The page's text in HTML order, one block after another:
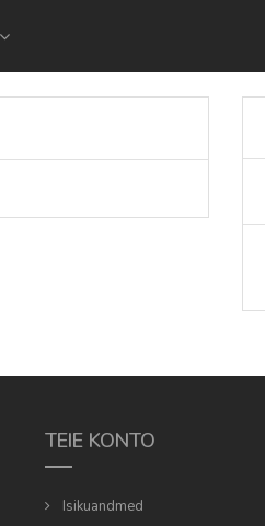
TEIE KONTO
Isikuandmed